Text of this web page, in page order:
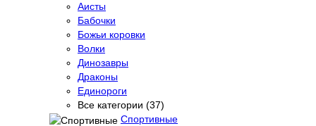
Аисты
Бабочки
Божьи коровки
Волки
Динозавры
Драконы
Единороги
Все категории (37)
Спортивные